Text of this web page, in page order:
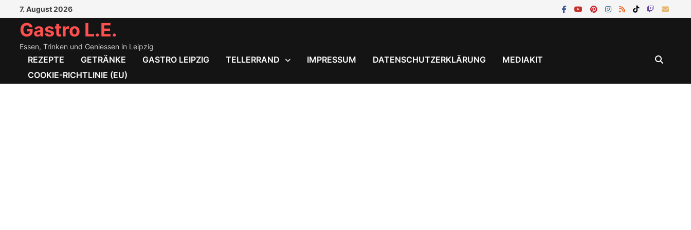
Inhalt
springen
7. August 2026
Gastro L.E.
Essen, Trinken und Geniessen in Leipzig
REZEPTE GETRÄNKE GASTRO LEIPZIG TELLERRAND IMPRESSUM DATENSCHUTZERKLÄRUNG
MEDIAKIT
COOKIE-RICHTLINIE (EU)